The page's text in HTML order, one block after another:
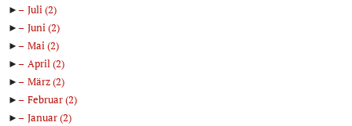
►
Juli(2)
►
Juni(2)
►
Mai(2)
►
April(2)
►
März(2)
►
Februar(2)
►
Januar(2)